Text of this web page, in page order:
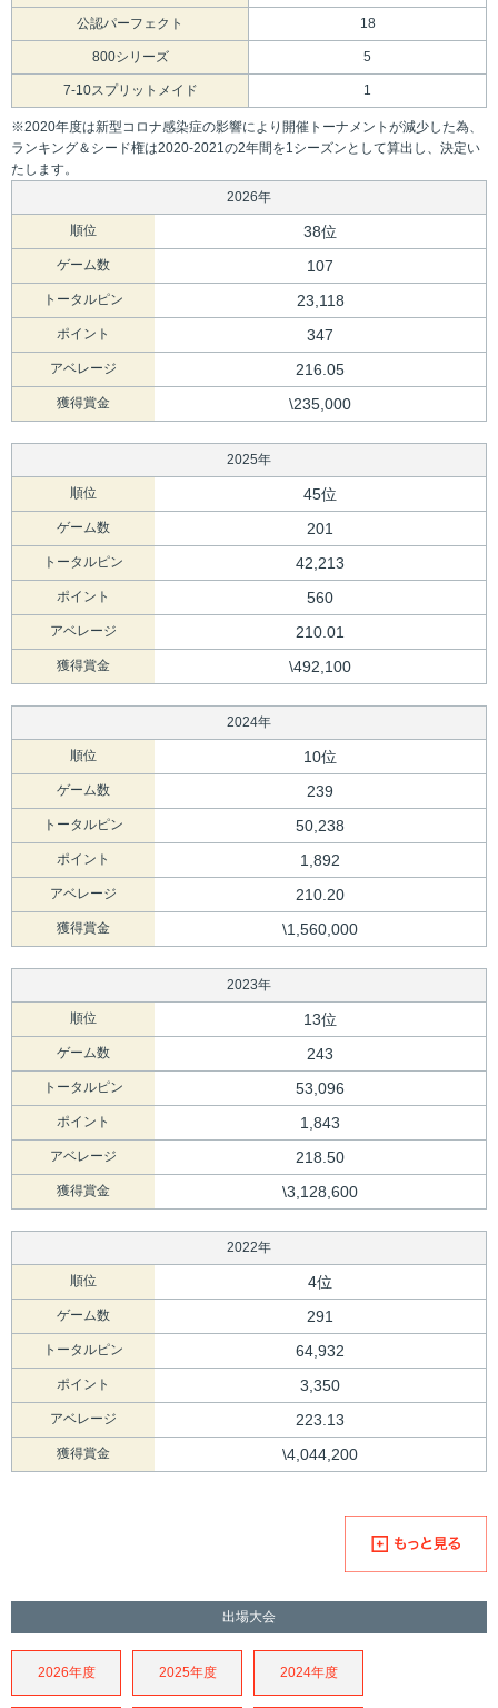
公認パーフェクト 18
800シリーズ 5
7-10スプリットメイド 1
※2020年度は新型コロナ感染症の影響により開催トーナメントが減少した為、
ランキング＆シード権は2020-2021の2年間を1シーズンとして算出し、決定い
たします。
2026年
順位 38位
ゲーム数 107
トータルピン 23,118
ポイント 347
アベレージ 216.05
獲得賞金 \235,000
2025年
順位 45位
ゲーム数 201
トータルピン 42,213
ポイント 560
アベレージ 210.01
獲得賞金 \492,100
2024年
順位 10位
ゲーム数 239
トータルピン 50,238
ポイント 1,892
アベレージ 210.20
獲得賞金 \1,560,000
2023年
順位 13位
ゲーム数 243
トータルピン 53,096
ポイント 1,843
アベレージ 218.50
獲得賞金 \3,128,600
2022年
順位 4位
ゲーム数 291
トータルピン 64,932
ポイント 3,350
アベレージ 223.13
獲得賞金 \4,044,200
出場大会
2026年度 2025年度 2024年度